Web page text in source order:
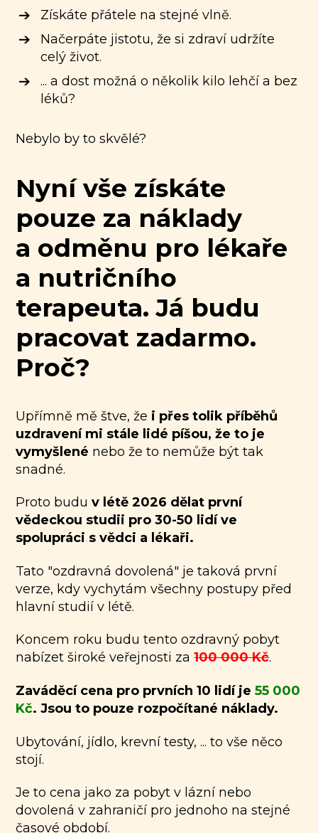
Získáte přátele na stejné vlně.
Načerpáte jistotu, že si zdraví udržíte
celý život.
... a dost možná o několik kilo lehčí a bez
léků?
Nebylo by to skvělé?
Nyní vše získáte
pouze za náklady
a odměnu pro lékaře
a nutričního
terapeuta. Já budu
pracovat zadarmo.
Proč?
Upřímně mě štve, že i přes tolik příběhů
uzdravení mi stále lidé píšou, že to je
vymyšlené nebo že to nemůže být tak
snadné.
Proto buduv létě 2026 dělat první
vědeckou studii pro 30-50 lidí ve
spolupráci s vědci a lékaři.
Tato "ozdravná dovolená" je taková první
verze, kdy vychytám všechny postupy před
hlavní studií v létě.
Koncem roku budu tento ozdravný pobyt
nabízet široké veřejnosti za100 000 Kč.
Zaváděcí cena pro prvních 10 lidí je55 000
Kč. Jsou to pouze rozpočítané náklady.
Ubytování, jídlo, krevní testy, ... to vše něco
stojí.
Je to cena jako za pobyt v lázní nebo
dovolená v zahraničí pro jednoho na stejné
časové období.